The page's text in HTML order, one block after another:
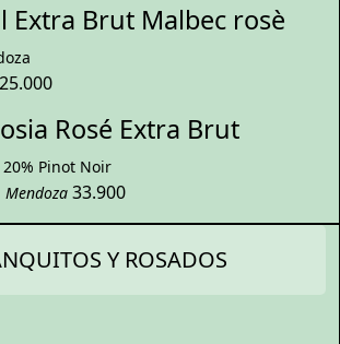
Extra Brut Malbec rosè
25.000
Rosé Extra Brut
Pinot Noir
33.900
Y ROSADOS